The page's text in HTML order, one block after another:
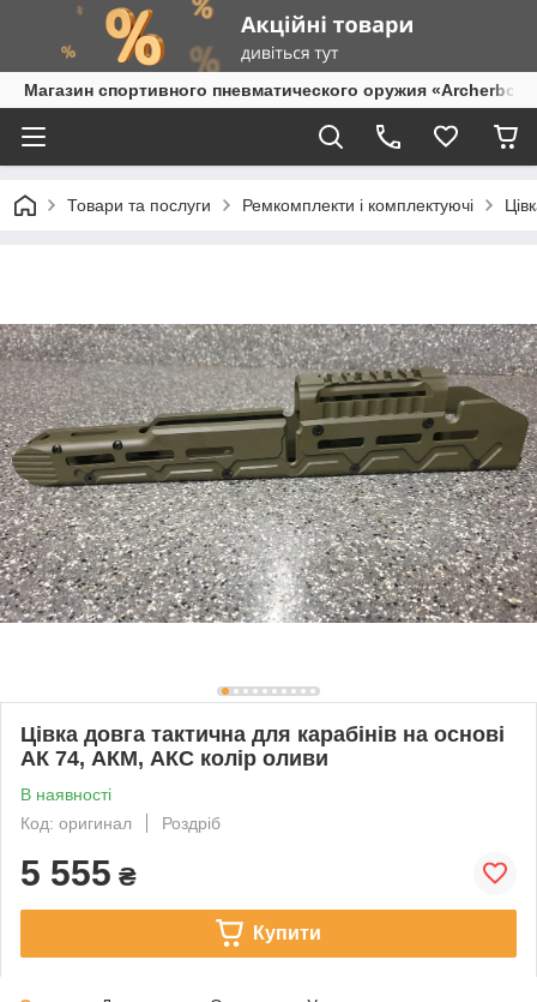
Магазин спортивного пневматического оружия
Товари та послуги Ремкомплекти і комплектуючі
Цівка довга тактична для карабінів на основі
АК 74, АКМ, АКС колір оливи
В наявності
Код: оригинал
Роздріб
5 555 ₴
Купити